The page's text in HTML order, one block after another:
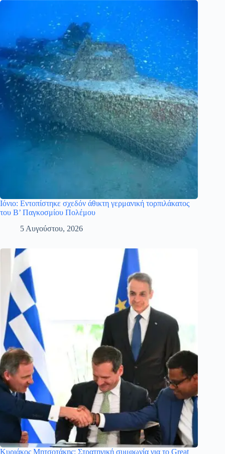
Ιόνιο: Εντοπίστηκε σχεδόν άθικτη γερμανική τορπιλάκατος
του Β’ Παγκοσμίου Πολέμου
5 Αυγούστου, 2026
Κυριάκος Μητσοτάκης: Στρατηγική συμφωνία για το Great